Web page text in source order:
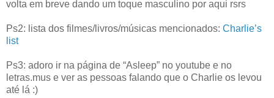
volta em breve dando um toque masculino por aqui rsrs
Ps2: lista dos filmes/livros/músicas mencionados: Charlie’s
list
Ps3: adoro ir na página de “Asleep” no youtube e no
letras.mus e ver as pessoas falando que o Charlie os levou
até lá :)